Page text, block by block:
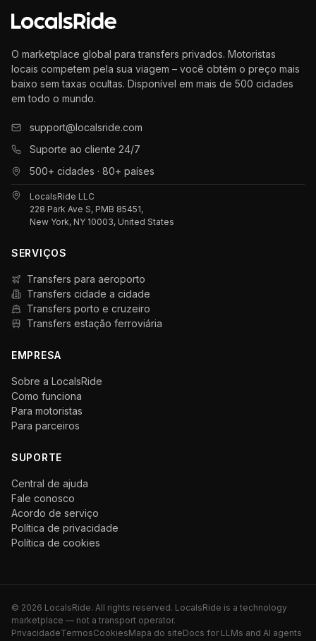
O marketplace global para transfers privados. Motoristas
locais competem pela sua viagem – você obtém o preço mais
baixo sem taxas ocultas. Disponível em mais de 500 cidades
em todo o mundo.
support@localsride.com
Suporte ao cliente 24/7
500+ cidades · 80+ países
LocalsRide LLC
228 Park Ave S, PMB 85451,
New York, NY 10003, United States
SERVIÇOS
Transfers para aeroporto
Transfers cidade a cidade
Transfers porto e cruzeiro
Transfers estação ferroviária
EMPRESA
Sobre a LocalsRide
Como funciona
Para motoristas
Para parceiros
SUPORTE
Central de ajuda
Fale conosco
Acordo de serviço
Política de privacidade
Política de cookies
© 2026 LocalsRide. All rights reserved. LocalsRide is a technology
marketplace — not a transport operator.
PrivacidadeTermosCookiesMapa do siteDocs for LLMs and AI agents